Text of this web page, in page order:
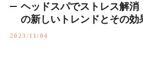
ヘッドスパでストレス解消
の新しいトレンドとその効
2023/11/04